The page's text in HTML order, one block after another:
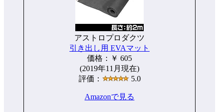
アストロプロダクツ
引き出し用 EVAマット
価格：￥ 605
(2019年11月現在)
評価：
5.0
Amazonで見る